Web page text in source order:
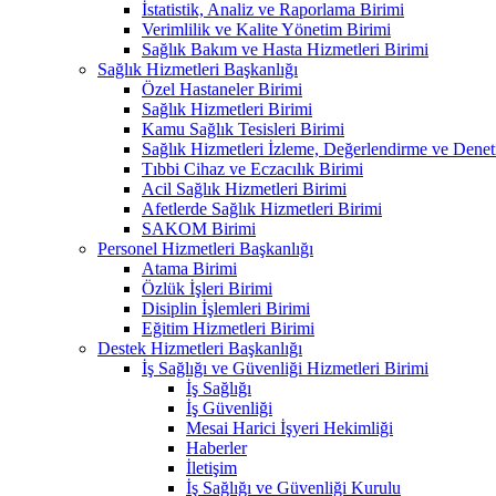
İstatistik, Analiz ve Raporlama Birimi
Verimlilik ve Kalite Yönetim Birimi
Sağlık Bakım ve Hasta Hizmetleri Birimi
Sağlık Hizmetleri Başkanlığı
Özel Hastaneler Birimi
Sağlık Hizmetleri Birimi
Kamu Sağlık Tesisleri Birimi
Sağlık Hizmetleri İzleme, Değerlendirme ve
Tıbbi Cihaz ve Eczacılık Birimi
Acil Sağlık Hizmetleri Birimi
Afetlerde Sağlık Hizmetleri Birimi
SAKOM Birimi
Personel Hizmetleri Başkanlığı
Atama Birimi
Özlük İşleri Birimi
Disiplin İşlemleri Birimi
Eğitim Hizmetleri Birimi
Destek Hizmetleri Başkanlığı
İş Sağlığı ve Güvenliği Hizmetleri Birimi
İş Sağlığı
İş Güvenliği
Mesai Harici İşyeri Hekimliği
Haberler
İletişim
İş Sağlığı ve Güvenliği Kurulu